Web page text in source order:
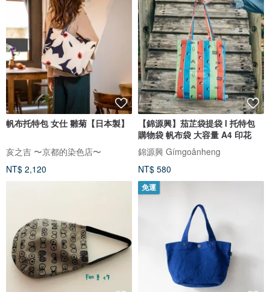
帆布托特包 女仕 雛菊【日本製】
亥之吉 〜京都的染色店〜
NT$ 2,120
【錦源興】茄芷袋提袋 l 托特包
購物袋 帆布袋 大容量 A4 印花
錦源興 Gímgoânheng
NT$ 580
免運